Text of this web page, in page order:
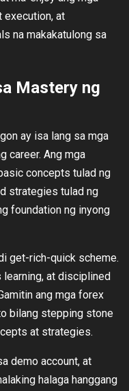
at
na makakatulong sa
Mastery ng
ay isa lang sa mga
career. Ang mga
concepts tulad ng
strategies tulad ng
foundation ng inyong
get-rich-quick scheme.
learning, at disciplined
ang mga forex
bilang stepping stone
at strategies.
demo account, at
halaga hanggang